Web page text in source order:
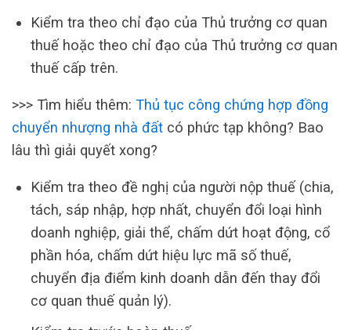
Kiểm tra theo chỉ đạo của Thủ trưởng cơ quan
thuế hoặc theo chỉ đạo của Thủ trưởng cơ quan
thuế cấp trên.
>>> Tìm hiểu thêm: Thủ tục công chứng hợp đồng
chuyển nhượng nhà đất có phức tạp không? Bao
lâu thì giải quyết xong?
Kiểm tra theo đề nghị của người nộp thuế (chia,
tách, sáp nhập, hợp nhất, chuyển đổi loại hình
doanh nghiệp, giải thể, chấm dứt hoạt động, cổ
phần hóa, chấm dứt hiệu lực mã số thuế,
chuyển địa điểm kinh doanh dẫn đến thay đổi
cơ quan thuế quản lý).